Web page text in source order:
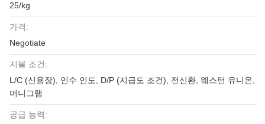
25/kg
가격:
Negotiate
지불 조건:
L/C (신용장), 인수 인도, D/P (지급도 조건), 전신환, 웨스턴 유니온,
머니그램
공급 능력: